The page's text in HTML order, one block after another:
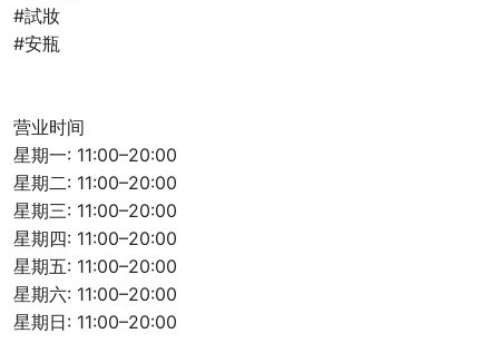
#試妝
#安瓶
营业时间
星期一: 11:00–20:00
星期二: 11:00–20:00
星期三: 11:00–20:00
星期四: 11:00–20:00
星期五: 11:00–20:00
星期六: 11:00–20:00
星期日: 11:00–20:00